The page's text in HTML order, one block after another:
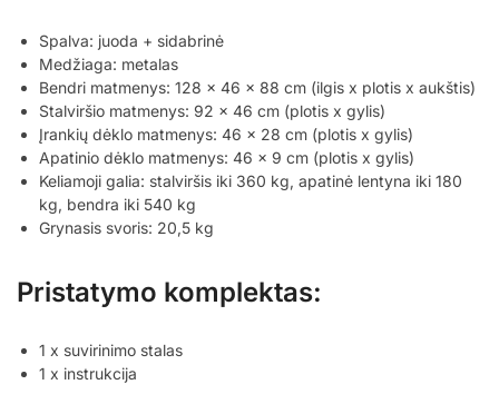
Spalva: juoda + sidabrinė
Medžiaga: metalas
Bendri matmenys: 128 x 46 x 88 cm (ilgis x plotis x aukštis)
Stalviršio matmenys: 92 x 46 cm (plotis x gylis)
Įrankių dėklo matmenys: 46 x 28 cm (plotis x gylis)
Apatinio dėklo matmenys: 46 x 9 cm (plotis x gylis)
Keliamoji galia: stalviršis iki 360 kg, apatinė lentyna iki 180
kg, bendra iki 540 kg
Grynasis svoris: 20,5 kg
Pristatymo komplektas:
1 x suvirinimo stalas
1 x instrukcija